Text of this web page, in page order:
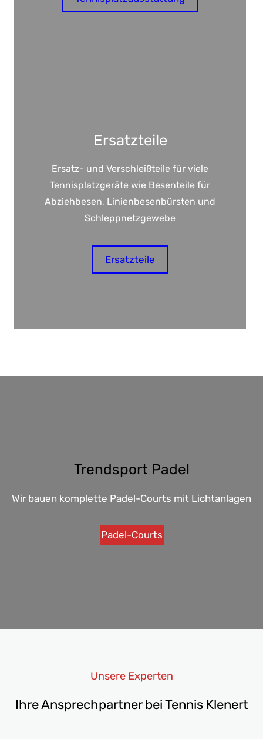
Ersatzteile
Ersatz- und Verschleißteile für viele
Tennisplatzgeräte wie Besenteile für
Abziehbesen, Linienbesenbürsten und
Schleppnetzgewebe
Ersatzteile
Trendsport Padel
Wir bauen komplette Padel-Courts mit Lichtanlagen
Padel-Courts
Unsere Experten
Ihre Ansprechpartner bei Tennis Klenert